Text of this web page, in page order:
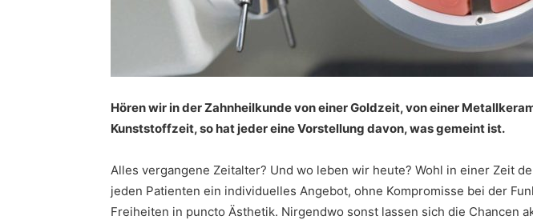
Hören wir in der Zahnheilkunde von einer Goldzeit, von einer
Kunststoffzeit, so hat jeder eine Vorstellung davon, was gemeint ist.
Alles vergangene Zeitalter? Und wo leben wir heute? Wohl in einer Zeit
jeden Patienten ein individuelles Angebot, ohne Kompromisse bei der
Freiheiten in puncto Ästhetik. Nirgendwo sonst lassen sich die Chancen